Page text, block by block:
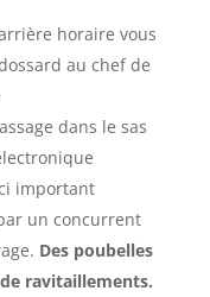
horaire vous
au chef de
dans le sas
important
un concurrent
Des poubelles
ravitaillements.